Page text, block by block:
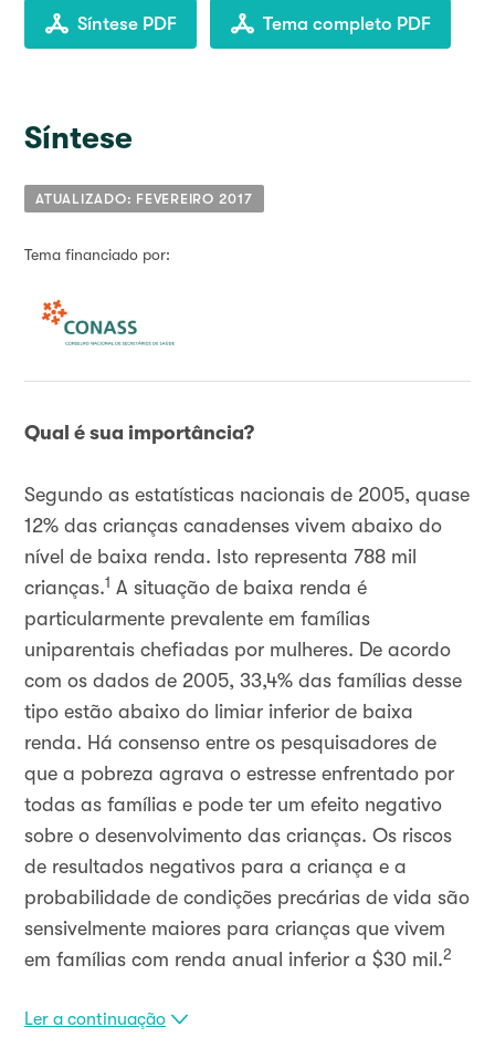
Síntese PDF Tema completo PDF
Síntese
ATUALIZADO: FEVEREIRO 2017
Tema financiado por:
Qual é sua importância?
Segundo as estatísticas nacionais de 2005, quase
12% das crianças canadenses vivem abaixo do
nível de baixa renda. Isto representa 788 mil
crianças.1 A situação de baixa renda é
particularmente prevalente em famílias
uniparentais chefiadas por mulheres. De acordo
com os dados de 2005, 33,4% das famílias desse
tipo estão abaixo do limiar inferior de baixa
renda. Há consenso entre os pesquisadores de
que a pobreza agrava o estresse enfrentado por
todas as famílias e pode ter um efeito negativo
sobre o desenvolvimento das crianças. Os riscos
de resultados negativos para a criança e a
probabilidade de condições precárias de vida são
sensivelmente maiores para crianças que vivem
em famílias com renda anual inferior a $30 mil.2
Ler a continuação